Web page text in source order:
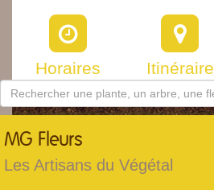
Horaires Itinéraire
MG Fleurs
Les Artisans du Végétal